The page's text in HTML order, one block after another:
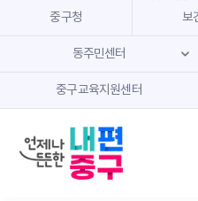
본문 내
주메뉴
중구청 보
동주민센터
중구교육지원센터